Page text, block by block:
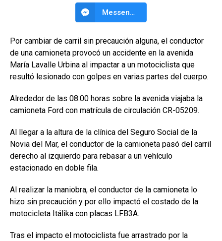
Messenger
Por cambiar de carril sin precaución alguna, el conductor
de una camioneta provocó un accidente en la avenida
María Lavalle Urbina al impactar a un motociclista que
resultó lesionado con golpes en varias partes del cuerpo.
Alrededor de las 08:00 horas sobre la avenida viajaba la
camioneta Ford con matrícula de circulación CR-05209.
Al llegar a la altura de la clínica del Seguro Social de la
Novia del Mar, el conductor de la camioneta pasó del carril
derecho al izquierdo para rebasar a un vehículo
estacionado en doble fila.
Al realizar la maniobra, el conductor de la camioneta lo
hizo sin precaución y por ello impactó el costado de la
motocicleta Itálika con placas LFB3A.
Tras el impacto el motociclista fue arrastrado por la